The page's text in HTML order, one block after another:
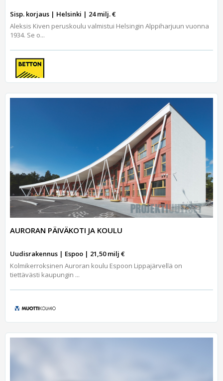
Sisp. korjaus | Helsinki | 24 milj. €
Aleksis Kiven peruskoulu valmistui Helsingin Alppiharjuun vuonna
1934. Se o...
AURORAN PÄIVÄKOTI JA KOULU
Uudisrakennus | Espoo | 21,50 milj €
Kolmikerroksinen Auroran koulu Espoon Lippajärvellä on
tiettävästi kaupungin ...